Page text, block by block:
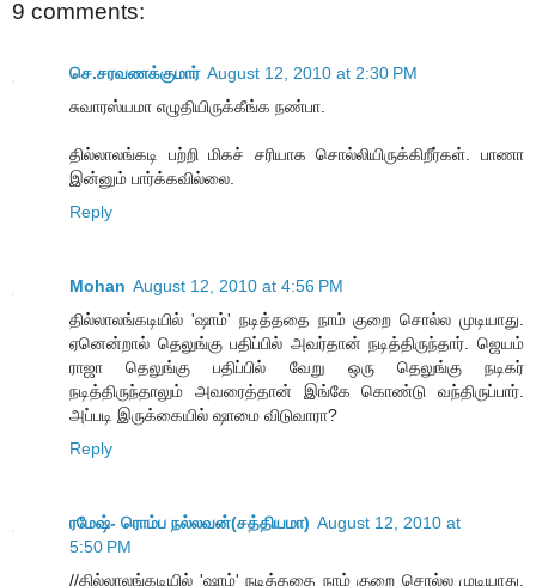
9 comments:
செ.சரவணக்குமார் August 12, 2010 at 2:30 PM
சுவாரஸ்யமா எழுதியிருக்கீங்க நண்பா.
தில்லாலங்கடி பற்றி மிகச் சரியாக சொல்லியிருக்கிறீர்கள். பாணா
இன்னும் பார்க்கவில்லை.
Reply
Mohan August 12, 2010 at 4:56 PM
தில்லாலங்கடியில் 'ஷாம்' நடித்ததை நாம் குறை சொல்ல முடியாது.
ஏனென்றால் தெலுங்கு பதிப்பில் அவர்தான் நடித்திருந்தார். ஜெயம்
ராஜா தெலுங்கு பதிப்பில் வேறு ஒரு தெலுங்கு நடிகர்
நடித்திருந்தாலும் அவரைத்தான் இங்கே கொண்டு வந்திருப்பார்.
அப்படி இருக்கையில் ஷாமை விடுவாரா?
Reply
ரமேஷ்- ரொம்ப நல்லவன்(சத்தியமா) August 12, 2010 at
5:50 PM
//தில்லாலங்கடியில் 'ஷாம்' நடித்ததை நாம் குறை சொல்ல முடியாது.